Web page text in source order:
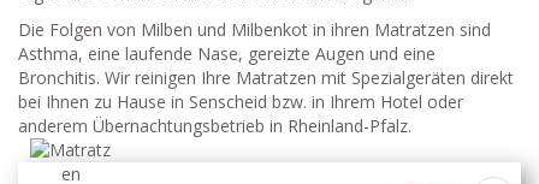
Die Folgen von Milben und Milbenkot in ihren Matratzen sind
Asthma, eine laufende Nase, gereizte Augen und eine
Bronchitis. Wir reinigen Ihre Matratzen mit Spezialgeräten direkt
bei Ihnen zu Hause in Senscheid bzw. in Ihrem Hotel oder
anderem Übernachtungsbetrieb in Rheinland-Pfalz.